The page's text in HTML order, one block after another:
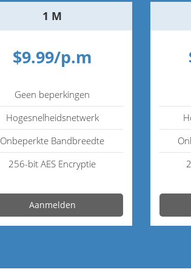
1 M
$9.99/p.m
Geen beperkingen
Hogesnelheidsnetwerk
Onbeperkte Bandbreedte
256-bit AES Encryptie
Aanmelden